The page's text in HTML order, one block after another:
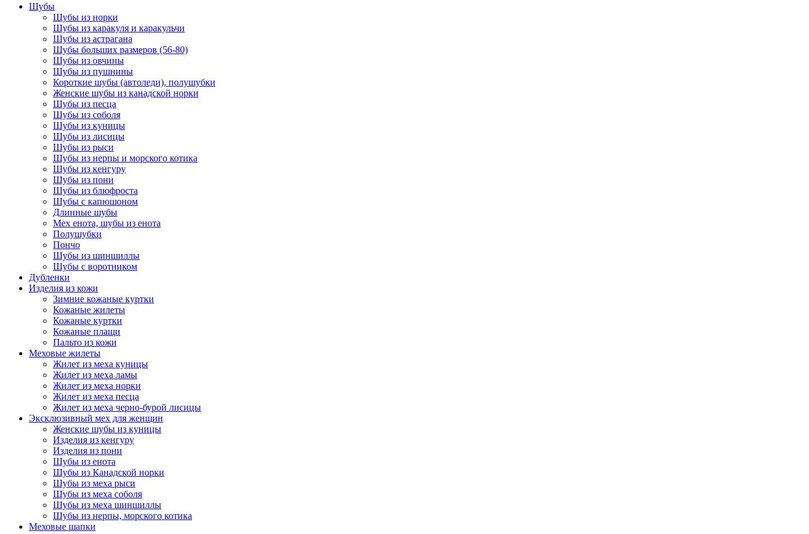
Шубы
Шубы из норки
Шубы из каракуля и каракульчи
Шубы из астрагана
Шубы больших размеров (56-80)
Шубы из овчины
Шубы из пушнины
Короткие шубы (автоледи), полушубки
Женские шубы из канадской норки
Шубы из песца
Шубы из соболя
Шубы из куницы
Шубы из лисицы
Шубы из рыси
Шубы из нерпы и морского котика
Шубы из кенгуру
Шубы из пони
Шубы из блюфроста
Шубы с капюшоном
Длинные шубы
Мех енота, шубы из енота
Полушубки
Пончо
Шубы из шиншиллы
Шубы с воротником
Дубленки
Изделия из кожи
Зимние кожаные куртки
Кожаные жилеты
Кожаные куртки
Кожаные плащи
Пальто из кожи
Меховые жилеты
Жилет из меха куницы
Жилет из меха ламы
Жилет из меха норки
Жилет из меха песца
Жилет из меха черно-бурой лисицы
Эксклюзивный мех для женщин
Женские шубы из куницы
Изделия из кенгуру
Изделия из пони
Шубы из енота
Шубы из Канадской норки
Шубы из меха рыси
Шубы из меха соболя
Шубы из меха шиншиллы
Шубы из нерпы, морского котика
Меховые шапки